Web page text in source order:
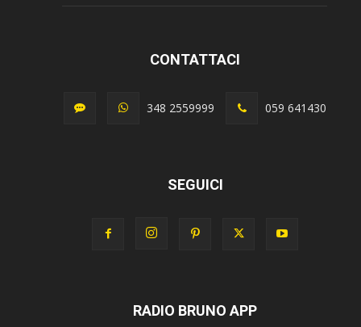
CONTATTACI
348 2559999 059 641430
SEGUICI
RADIO BRUNO APP